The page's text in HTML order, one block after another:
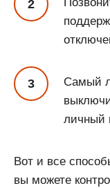
Самый
личный
Вот и все
вы можете